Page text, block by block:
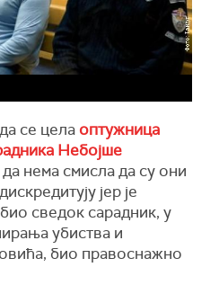
се цела оптужница
Небојше
нема смисла да су они
јер је
сведок сарадник, у
убиства и
био правоснажно